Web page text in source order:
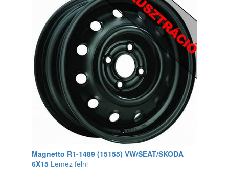
Magnetto R1-1489 (15155) VW/SEAT/SKODA
6X15 Lemez felni